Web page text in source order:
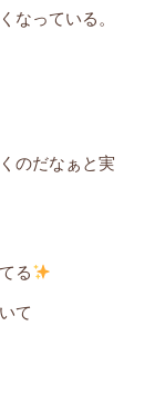
なっている。
のだなぁと実
る
て